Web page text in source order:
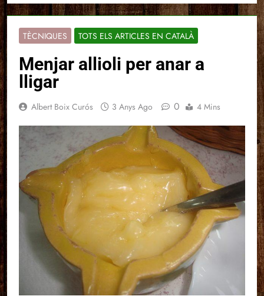
TÈCNIQUES TOTS ELS ARTICLES EN CATALÀ
Menjar allioli per anar a
lligar
Albert Boix Curós 3 Anys Ago 0 4 Mins